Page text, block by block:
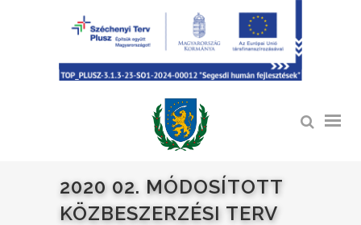
2020 02. MÓDOSÍTOTT
KÖZBESZERZÉSI TERV